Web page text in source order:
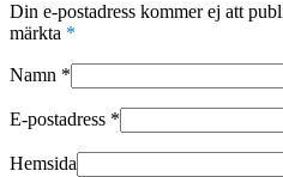
Din e-postadress kommer ej att
märkta *
Namn *
E-postadress *
Hemsida